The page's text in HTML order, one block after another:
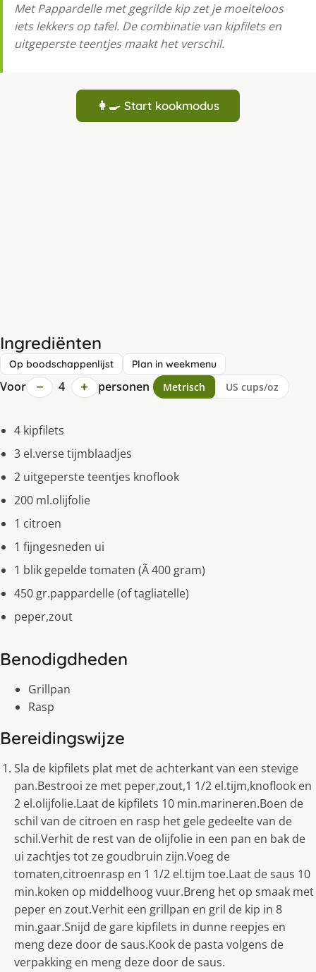
Met Pappardelle met gegrilde kip zet je moeiteloos
iets lekkers op tafel. De combinatie van kipfilets en
uitgeperste teentjes maakt het verschil.
👩‍🍳 Start kookmodus
Ingrediënten
Op boodschappenlijst Plan in weekmenu
Voor − 4 + personen Metrisch US cups/oz
4 kipfilets
3 el.verse tijmblaadjes
2 uitgeperste teentjes knoflook
200 ml.olijfolie
1 citroen
1 fijngesneden ui
1 blik gepelde tomaten (Ã 400 gram)
450 gr.pappardelle (of tagliatelle)
peper,zout
Benodigdheden
Grillpan
Rasp
Bereidingswijze
Sla de kipfilets plat met de achterkant van een stevige
pan.Bestrooi ze met peper,zout,1 1/2 el.tijm,knoflook en
2 el.olijfolie.Laat de kipfilets 10 min.marineren.Boen de
schil van de citroen en rasp het gele gedeelte van de
schil.Verhit de rest van de olijfolie in een pan en bak de
ui zachtjes tot ze goudbruin zijn.Voeg de
tomaten,citroenrasp en 1 1/2 el.tijm toe.Laat de saus 10
min.koken op middelhoog vuur.Breng het op smaak met
peper en zout.Verhit een grillpan en gril de kip in 8
min.gaar.Snijd de gare kipfilets in dunne reepjes en
meng deze door de saus.Kook de pasta volgens de
verpakking en meng deze door de saus.